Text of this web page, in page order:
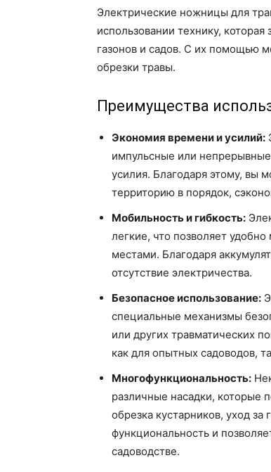
Электрические ножницы для
использовании технику,
газонов и садов. С их помощью
обрезки травы.
Преимущества
Экономия времени и усилий:
импульсные или
усилия. Благодаря этому, вы
территорию в порядок,
Мобильность и гибкость:
легкие, что позволяет
местами. Благодаря
отсутствие электричества.
Безопасное использование:
специальные механизмы
или других травматических
как для опытных садоводов,
Многофункциональность:
различные насадки, которые
обрезка кустарников, уход
функциональность и
садоводстве.